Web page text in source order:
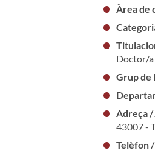
Àrea de
Doctor/a
Grup de
Adreça /
43007 -
Telèfon /